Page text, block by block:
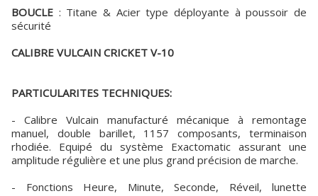
BOUCLE : Titane & Acier type déployante à poussoir de
sécurité
CALIBRE VULCAIN CRICKET V-10
PARTICULARITES TECHNIQUES:
- Calibre Vulcain manufacturé mécanique à remontage
manuel, double barillet, 1157 composants, terminaison
rhodiée. Equipé du système Exactomatic assurant une
amplitude régulière et une plus grand précision de marche.
- Fonctions Heure, Minute, Seconde, Réveil, lunette